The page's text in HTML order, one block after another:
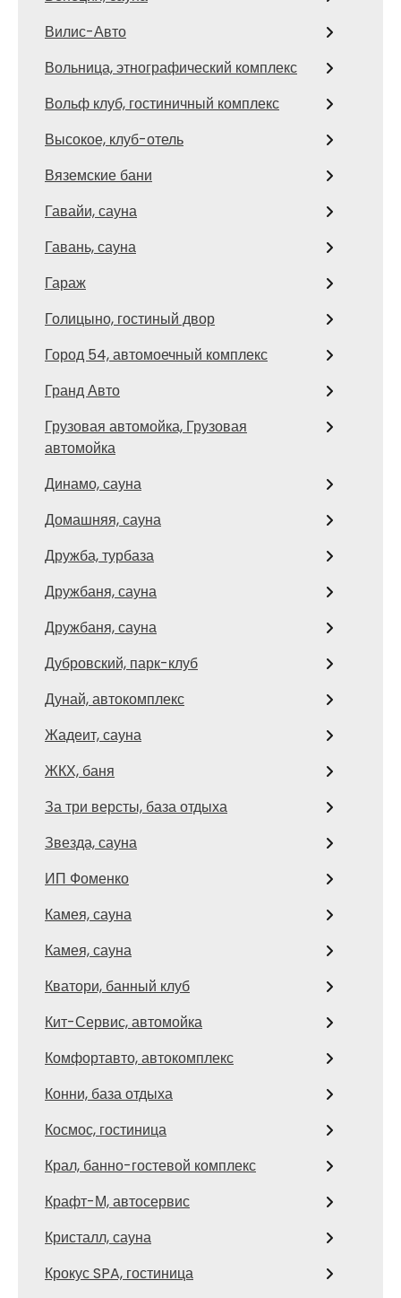
Вилис-Авто
Вольница, этнографический комплекс
Вольф клуб, гостиничный комплекс
Высокое, клуб-отель
Вяземские бани
Гавайи, сауна
Гавань, сауна
Гараж
Голицыно, гостиный двор
Город 54, автомоечный комплекс
Гранд Авто
Грузовая автомойка, Грузовая
автомойка
Динамо, сауна
Домашняя, сауна
Дружба, турбаза
Дружбаня, сауна
Дружбаня, сауна
Дубровский, парк-клуб
Дунай, автокомплекс
Жадеит, сауна
ЖКХ, баня
За три версты, база отдыха
Звезда, сауна
ИП Фоменко
Камея, сауна
Камея, сауна
Кватори, банный клуб
Кит-Сервис, автомойка
Комфортавто, автокомплекс
Конни, база отдыха
Космос, гостиница
Крал, банно-гостевой комплекс
Крафт-М, автосервис
Кристалл, сауна
Крокус SPA, гостиница